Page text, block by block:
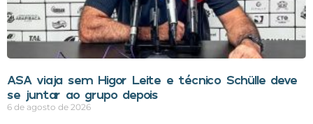
ASA viaja sem Higor Leite e técnico Schülle deve
se juntar ao grupo depois
6 de agosto de 2026